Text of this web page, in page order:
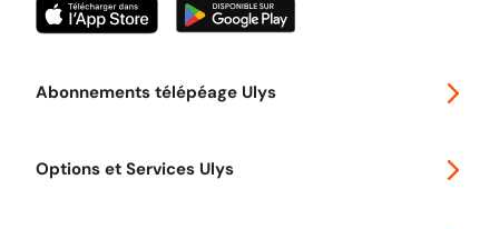
Abonnements télépéage Ulys
Options et Services Ulys